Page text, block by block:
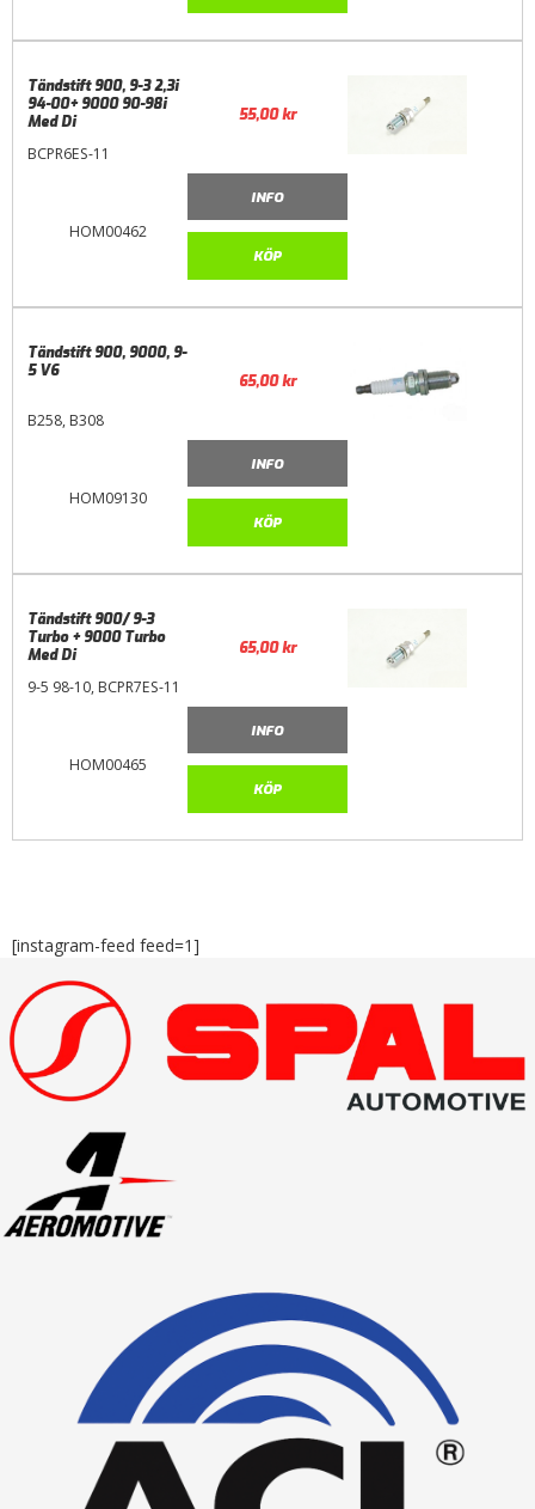
HOM00462
Tändstift 900, 9-3 2,3i
94-00+ 9000 90-98i
Med Di
BCPR6ES-11
55,00kr
INFO
KÖP
HOM09130
Tändstift 900, 9000, 9-
5 V6
B258, B308
65,00kr
INFO
KÖP
HOM00465
Tändstift 900/ 9-3
Turbo + 9000 Turbo
Med Di
9-5 98-10, BCPR7ES-11
65,00kr
INFO
KÖP
[instagram-feed feed=1]